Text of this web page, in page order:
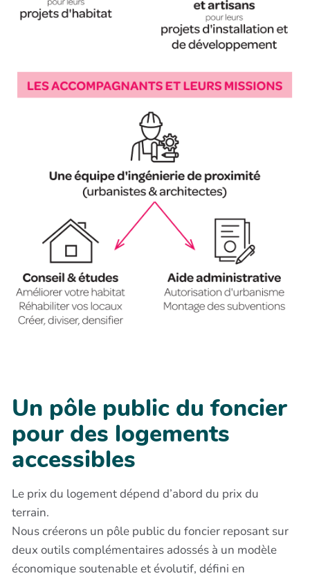
Un pôle public du foncier
pour des logements
accessibles
Le prix du logement dépend d’abord du prix du
terrain.
Nous créerons un pôle public du foncier reposant sur
deux outils complémentaires adossés à un modèle
économique soutenable et évolutif, défini en